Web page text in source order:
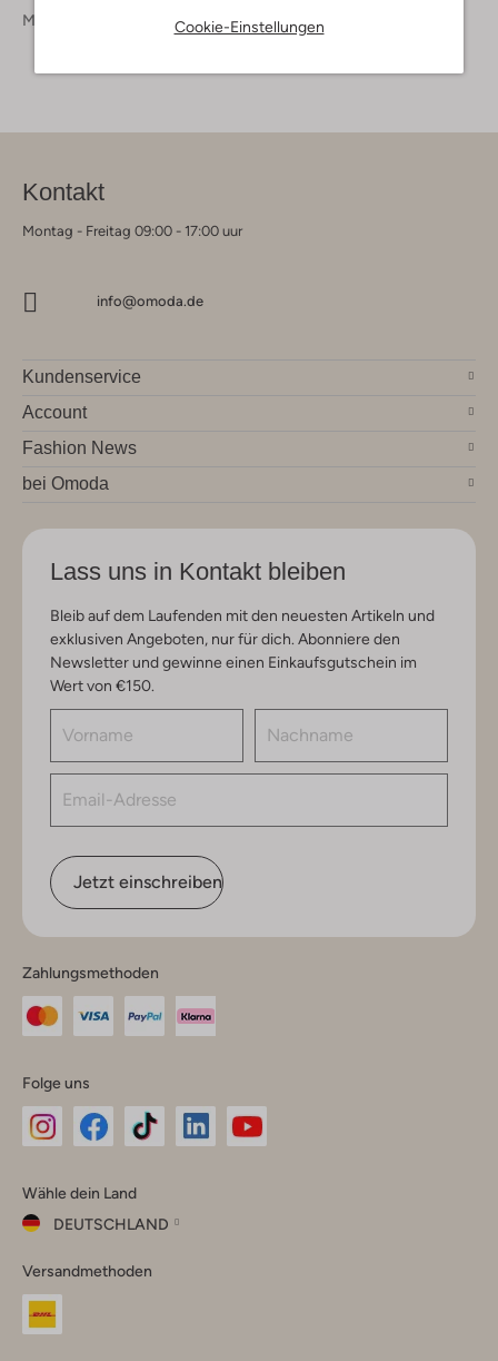
Cookie-Einstellungen
Marken Pierre Cardin
Kontakt
Montag - Freitag 09:00 - 17:00 uur
info@omoda.de
Kundenservice
Account
Fashion News
bei Omoda
Lass uns in Kontakt bleiben
Bleib auf dem Laufenden mit den neuesten Artikeln und
exklusiven Angeboten, nur für dich. Abonniere den
Newsletter und gewinne einen Einkaufsgutschein im
Wert von €150.
Jetzt einschreiben
Zahlungsmethoden
Folge uns
Instagram
Facebook
TikTok
Wähle dein Land
DEUTSCHLAND
dein
Land
Versandmethoden